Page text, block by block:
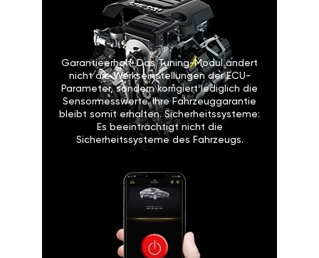
Garantieerhalt: Das Tuning-Modul ändert
nicht die Werkseinstellungen der ECU-
Parameter, sondern korrigiert lediglich die
Sensormesswerte. Ihre Fahrzeuggarantie
bleibt somit erhalten. Sicherheitssysteme:
Es beeinträchtigt nicht die
Sicherheitssysteme des Fahrzeugs.